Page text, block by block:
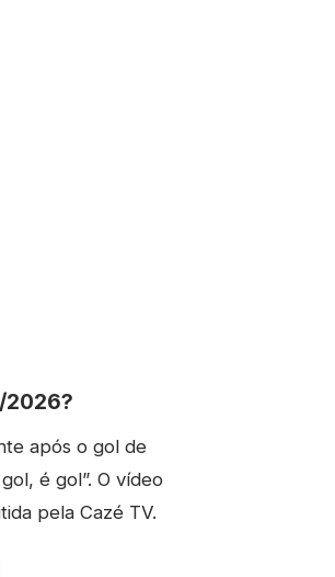
2026?
após o gol de
é gol”. O vídeo
pela Cazé TV.